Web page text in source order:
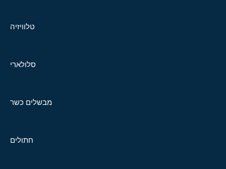
טלוויזיה
סלולארי
מבשלים כשר
חתולים